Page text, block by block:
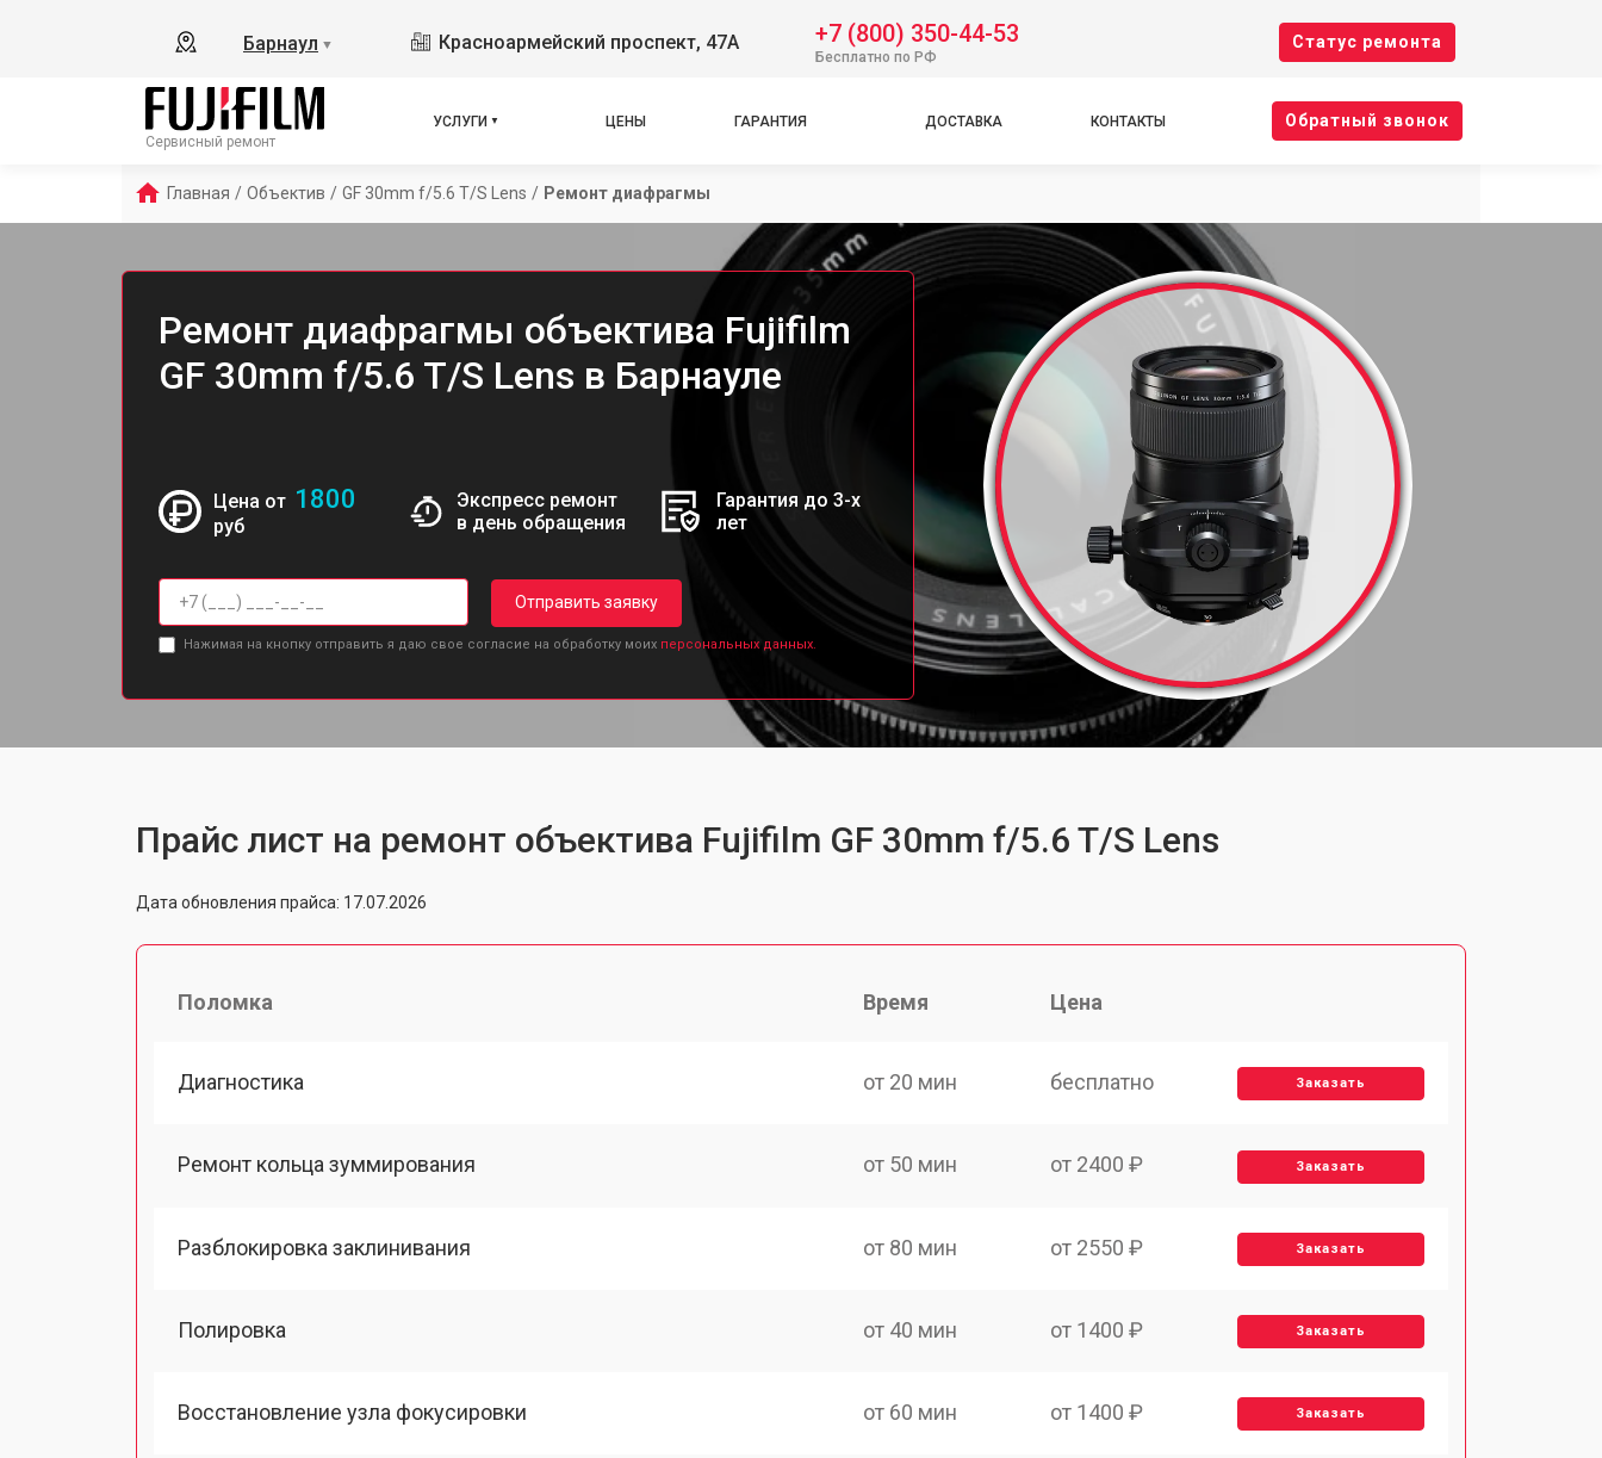
Барнаул ▼ Красноармейский проспект, 47А +7 (800) 350-44-53
Бесплатно по РФ
Cтатус ремонта
Сервисный ремонт
УСЛУГИ ЦЕНЫ ГАРАНТИЯ ДОСТАВКА КОНТАКТЫ Oбратный звонок
Главная / Объектив / GF 30mm f/5.6 T/S Lens / Ремонт диафрагмы
Ремонт диафрагмы объектива Fujifilm
GF 30mm f/5.6 T/S Lens в Барнауле
Цена от 1800
руб
Экспресс ремонт
в день обращения
Гарантия до 3-х
лет
Отправить заявку
Нажимая на кнопку отправить я даю свое согласие на обработку моих персональных данных.
Прайс лист на ремонт объектива Fujifilm GF 30mm f/5.6 T/S Lens
Дата обновления прайса: 17.07.2026
Поломка Время Цена
Диагностика от 20 мин бесплатно Заказать
Ремонт кольца зуммирования от 50 мин от 2400 ₽ Заказать
Разблокировка заклинивания от 80 мин от 2550 ₽ Заказать
Полировка от 40 мин от 1400 ₽ Заказать
Восстановление узла фокусировки от 60 мин от 1400 ₽ Заказать